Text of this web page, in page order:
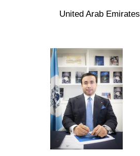
United Arab Emirates